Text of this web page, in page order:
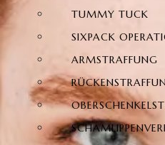
TUMMY TUCK
SIXPACK
ARMSTRAFFUNG